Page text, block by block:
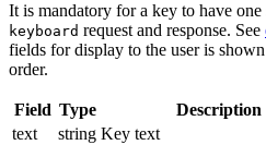
It is mandatory for a key to have
keyboard request and response. See
fields for display to the user is
order.
Field Type Description
text
string Key text